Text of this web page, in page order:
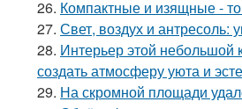
26. Компактные и изящные -
27. Свет, воздух и антресоль:
28. Интерьер этой небольшой
создать атмосферу уюта и
29. На скромной площади